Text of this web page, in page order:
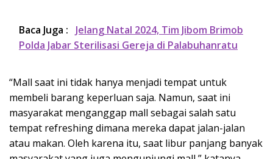
Baca Juga :
Jelang Natal 2024, Tim Jibom Brimob
Polda Jabar Sterilisasi Gereja di Palabuhanratu
“Mall saat ini tidak hanya menjadi tempat untuk
membeli barang keperluan saja. Namun, saat ini
masyarakat menganggap mall sebagai salah satu
tempat refreshing dimana mereka dapat jalan-jalan
atau makan. Oleh karena itu, saat libur panjang banyak